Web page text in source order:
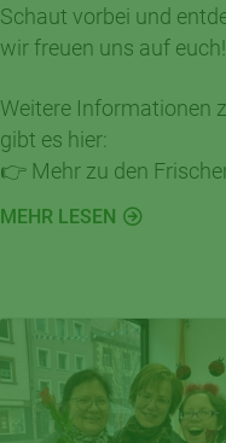
Schaut vorbei und
wir freuen uns auf
Weitere Informationen
gibt es hier:
👉 Mehr zu den
MEHR LESEN